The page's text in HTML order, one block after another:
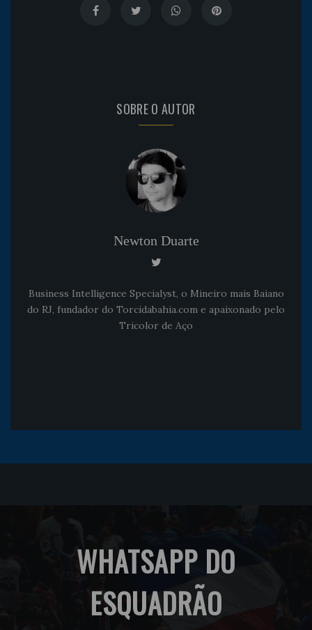
SOBRE O AUTOR
Newton Duarte
Business Intelligence Specialyst, o Mineiro mais Baiano
do RJ, fundador do Torcidabahia.com e apaixonado pelo
Tricolor de Aço
WHATSAPP DO
ESQUADRÃO